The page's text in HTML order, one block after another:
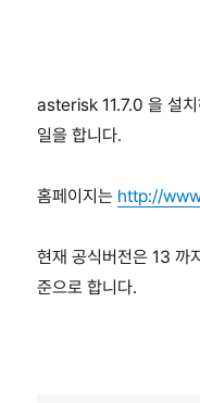
asterisk 11.7.0 을 설
일을 합니다.
홈페이지는 http://
현재 공식버전은 13 까
준으로 합니다.